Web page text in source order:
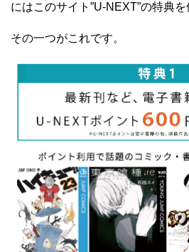
にはこのサイト”U-NEXT”の特典を
その一つがこれです。